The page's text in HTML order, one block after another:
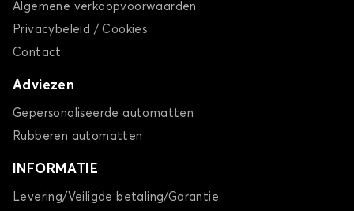
Algemene verkoopvoorwaarden
Privacybeleid / Cookies
Contact
Adviezen
Gepersonaliseerde automatten
Rubberen automatten
INFORMATIE
Levering/Veiligde betaling/Garantie